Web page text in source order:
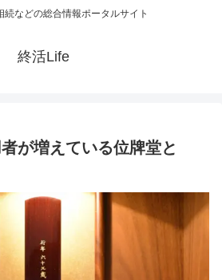
続などの総合情報ポータルサイト
終活Life
が増えている位牌堂と